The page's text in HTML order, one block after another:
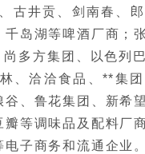
古井贡、剑南春、
岛湖等啤酒厂商；
多方集团、以色列
、洽洽食品、**集
、鲁花集团、新希
等调味品及配料厂
子商务和流通企业